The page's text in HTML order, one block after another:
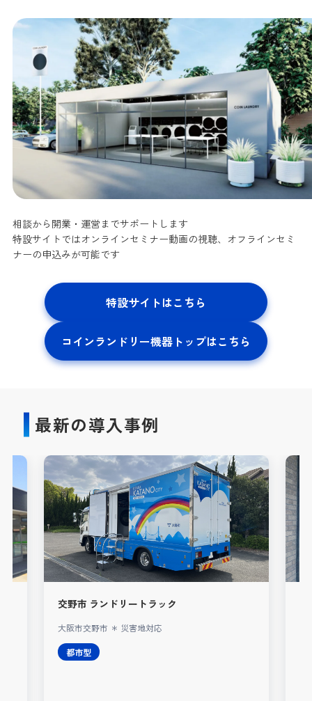
相談から開業・運営までサポートします
特設サイトではオンラインセミナー動画の視聴、オフラインセミ
ナーの申込みが可能です
特設サイトはこちら
コインランドリー機器トップはこちら
最新の導入事例
交野市 ランドリートラック
大阪市交野市 ＊ 災害地対応
都市型